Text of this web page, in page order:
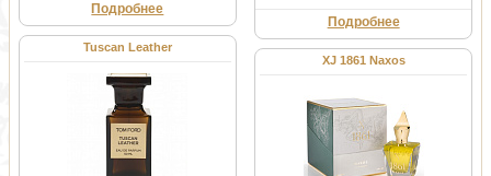
Подробнее
Подробнее
Tuscan Leather
XJ 1861 Naxos